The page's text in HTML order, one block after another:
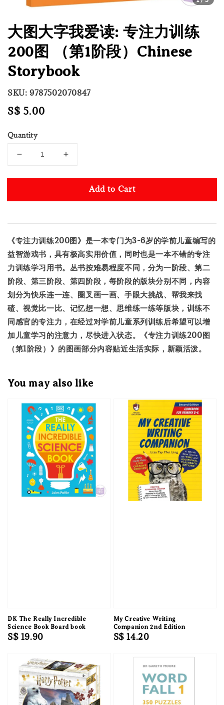
大图大字我爱读: 专注力训练
200图 （第1阶段）Chinese
Storybook
SKU: 9787502070847
Regular
S$ 5.00
Quantity
Add to Cart
《专注力训练200图》是一本专门为3-6岁的学前儿童编写的
益智游戏书，具有极高实用价值，同时也是一本不错的专注
力训练学习用书。丛书按难易程度不同，分为一阶段、第二
阶段、第三阶段、第四阶段，每阶段的版块分别不同，内容
划分为快乐连一连、圈叉画一画、手眼大挑战、帮我来找
碴、视觉比一比、记忆想一想、思维练一练等版块，训练不
同感官的专注力，在经过对学前儿童系列训练后希望可以增
加儿童学习的注意力，尽快进入状态。《专注力训练200图
（第1阶段）》的图画部分内容贴近生活实际，新颖活泼。
You may also like
DK The Really Incredible
Science Book Board book
Regular
S$ 19.90
My Creative Writing
Companion 2nd Edition
Regular
S$ 14.20